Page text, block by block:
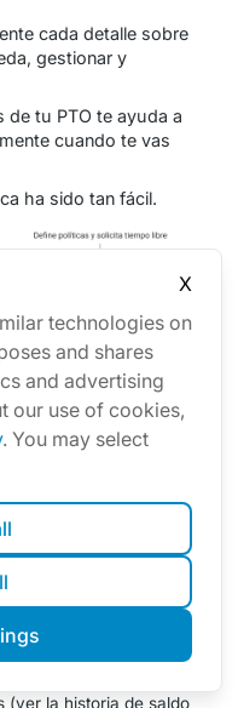
X
technologies on
and shares
and advertising
our use of cookies,
. You may select
cada detalle sobre
gestionar y
de tu PTO te ayuda a
cuando te vas
ha sido tan fácil.
te permite:
(ver la historia de saldo,